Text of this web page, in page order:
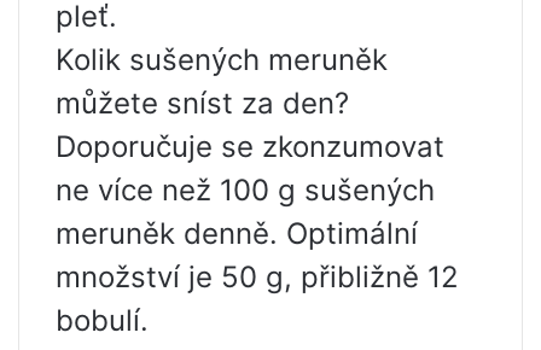
pleť.
Kolik sušených meruněk
můžete sníst za den?
Doporučuje se zkonzumovat
ne více než 100 g sušených
meruněk denně. Optimální
množství je 50 g, přibližně 12
bobulí.